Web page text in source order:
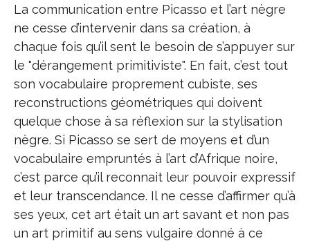
La communication entre Picasso et l’art nègre
ne cesse d’intervenir dans sa création, à
chaque fois qu’il sent le besoin de s’appuyer sur
le "dérangement primitiviste". En fait, c’est tout
son vocabulaire proprement cubiste, ses
reconstructions géométriques qui doivent
quelque chose à sa réflexion sur la stylisation
nègre. Si Picasso se sert de moyens et d’un
vocabulaire empruntés à l’art d’Afrique noire,
c’est parce qu’il reconnait leur pouvoir expressif
et leur transcendance. Il ne cesse d’affirmer qu’à
ses yeux, cet art était un art savant et non pas
un art primitif au sens vulgaire donné à ce